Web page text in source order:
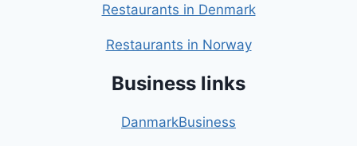
Restaurants in Denmark
Restaurants in Norway
Business links
DanmarkBusiness